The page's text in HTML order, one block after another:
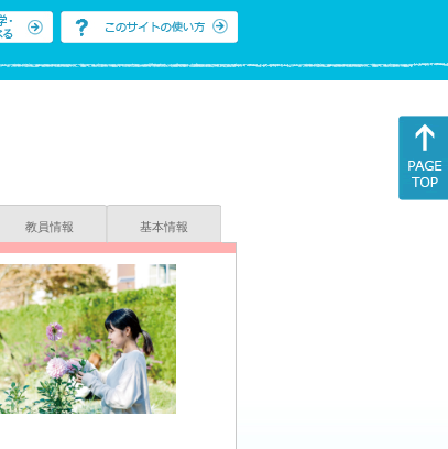
教員情報 基本情報